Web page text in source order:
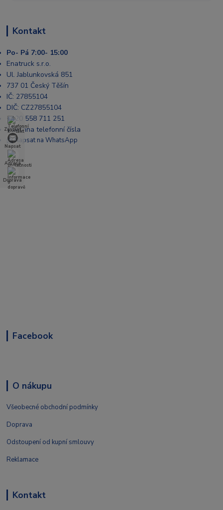
Zavolat
Napsat
Adresa
Doprava
Kontakt
Po- Pá 7:00- 15:00
Enatruck s.r.o.
Ul. Jablunkovská 851
737 01 Český Těšín
IČ: 27855104
DIČ: CZ27855104
+420 558 711 251
Všechna telefonní čísla
📩 Napsat na WhatsApp
Facebook
O nákupu
Všeobecné obchodní podmínky
Doprava
Odstoupení od kupní smlouvy
Reklamace
Kontakt